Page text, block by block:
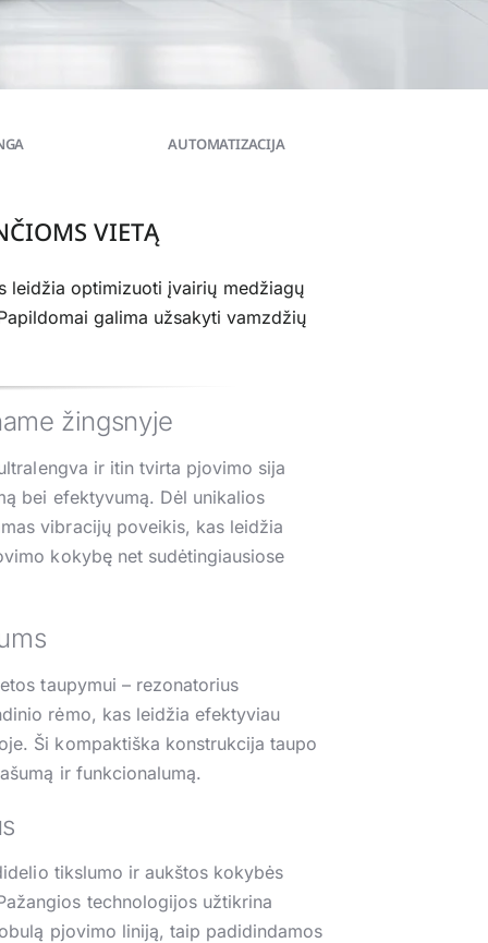
AUTOMATIZACIJA
VIETĄ
leidžia optimizuoti įvairių medžiagų
galima užsakyti vamzdžių
žingsnyje
ir itin tvirta pjovimo sija
bei efektyvumą. Dėl unikalios
vibracijų poveikis, kas leidžia
kokybę net sudėtingiausiose
taupymui – rezonatorius
rėmo, kas leidžia efektyviau
Ši kompaktiška konstrukcija taupo
ir funkcionalumą.
tikslumo ir aukštos kokybės
technologijos užtikrina
pjovimo liniją, taip padidindamos